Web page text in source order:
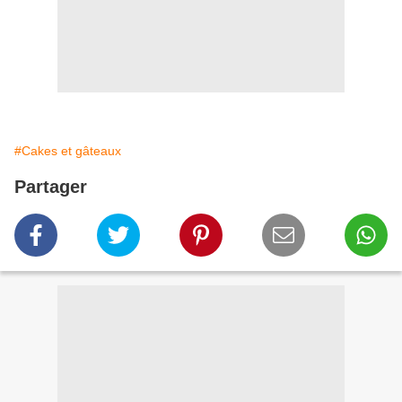
#Cakes et gâteaux
Partager